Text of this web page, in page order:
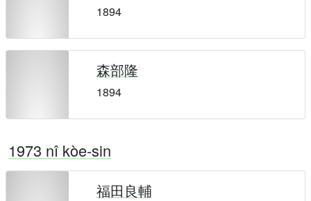
1894
森部隆
1894
1973 nî kòe-sin
福田良輔